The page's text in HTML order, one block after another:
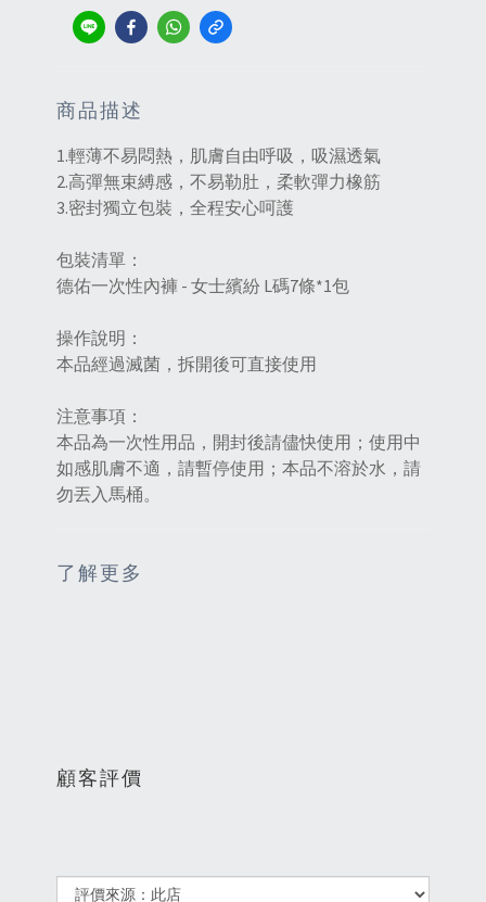
商品描述
1.輕薄不易悶熱，肌膚自由呼吸，吸濕透氣
2.高彈無束縛感，不易勒肚，柔軟彈力橡筋
3.密封獨立包裝，全程安心呵護
包裝清單：
德佑一次性內褲 - 女士繽紛 L碼7條*1包
操作說明：
本品經過滅菌，拆開後可直接使用
注意事項：
本品為一次性用品，開封後請儘快使用；使用中
如感肌膚不適，請暫停使用；本品不溶於水，請
勿丟入馬桶。
了解更多
顧客評價